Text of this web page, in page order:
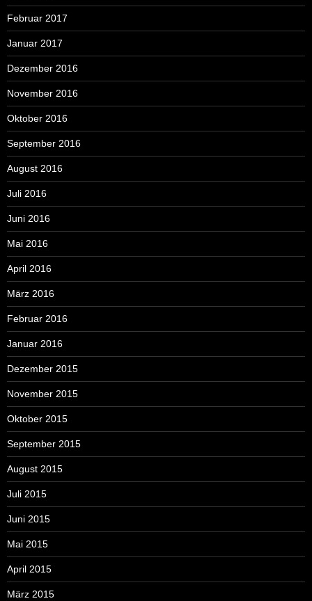
Februar 2017
Januar 2017
Dezember 2016
November 2016
Oktober 2016
September 2016
August 2016
Juli 2016
Juni 2016
Mai 2016
April 2016
März 2016
Februar 2016
Januar 2016
Dezember 2015
November 2015
Oktober 2015
September 2015
August 2015
Juli 2015
Juni 2015
Mai 2015
April 2015
März 2015